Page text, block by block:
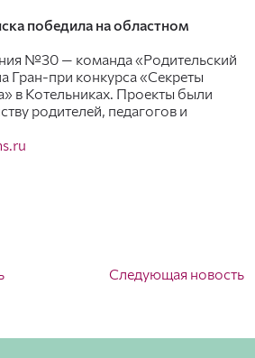
победила на областном
№30 — команда «Родительский
Гран-при конкурса «Секреты
в Котельниках. Проекты были
родителей, педагогов и
Следующая новость